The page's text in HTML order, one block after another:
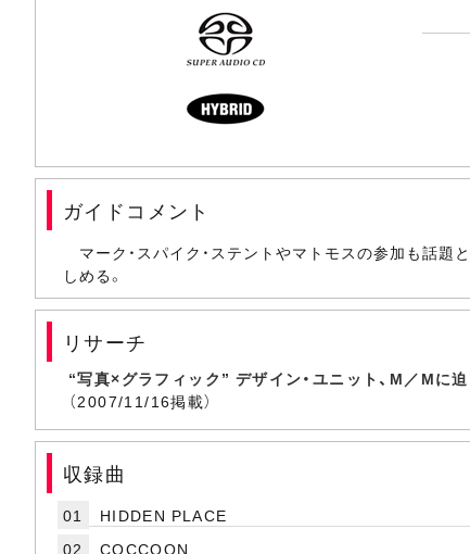
ガイドコメント
マーク・スパイク・ステントやマトモスの参加も話
しめる。
リサーチ
“写真×グラフィック” デザイン・ユニット、M／Mに
（2007/11/16掲載）
収録曲
01
HIDDEN PLACE
02
COCCOON